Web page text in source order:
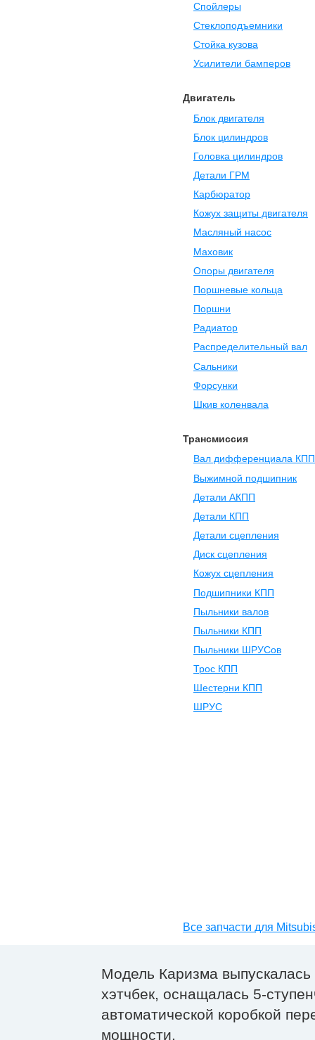
Спойлеры
Стеклоподъемники
Стойка кузова
Усилители бамперов
Двигатель
Блок двигателя
Блок цилиндров
Головка цилиндров
Детали ГРМ
Карбюратор
Кожух защиты двигателя
Масляный насос
Маховик
Опоры двигателя
Поршневые кольца
Поршни
Радиатор
Распределительный вал
Сальники
Форсунки
Шкив коленвала
Трансмиссия
Вал дифференциала КПП
Выжимной подшипник
Детали АКПП
Детали КПП
Детали сцепления
Диск сцепления
Кожух сцепления
Подшипники КПП
Пыльники валов
Пыльники КПП
Пыльники ШРУСов
Трос КПП
Шестерни КПП
ШРУС
Все запчасти для
Модель Каризма выпускалась
хэтчбек, оснащалась 5-
автоматической коробкой
мощности.